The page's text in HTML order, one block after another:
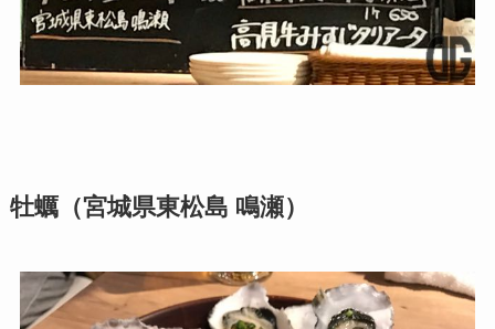
牡蠣（宮城県東松島 鳴瀬）